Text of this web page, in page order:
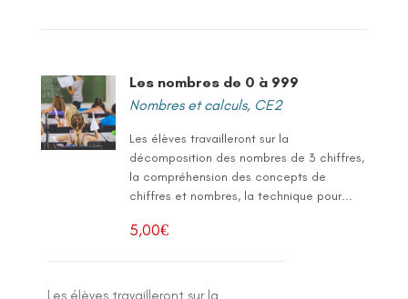
Les nombres de 0 à 999
Nombres et calculs, CE2
Les élèves travailleront sur la
décomposition des nombres de 3 chiffres,
la compréhension des concepts de
chiffres et nombres, la technique pour...
5,00€
Les élèves travailleront sur la